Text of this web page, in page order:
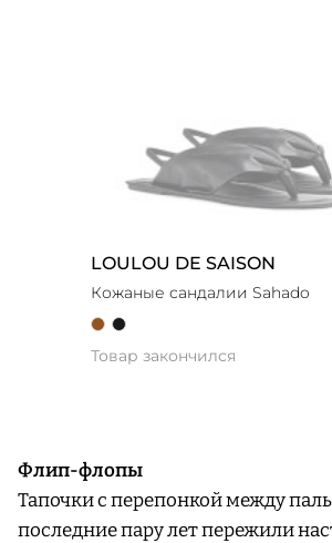
LOULOU DE SAISON
Кожаные сандалии Sahado
Товар закончился
Флип-флопы
Тапочки с перепонкой между
последние пару лет пережили